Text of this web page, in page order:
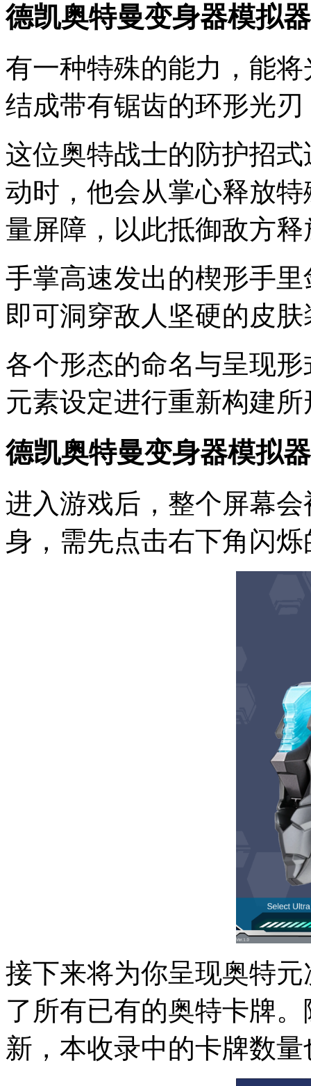
德凯奥特曼变身器模拟
有一种特殊的能力，能
结成带有锯齿的环形光
这位奥特战士的防护招
动时，他会从掌心释放
量屏障，以此抵御敌方
手掌高速发出的楔形手
即可洞穿敌人坚硬的皮
各个形态的命名与呈现
元素设定进行重新构建
德凯奥特曼变身器模拟
进入游戏后，整个屏幕
身，需先点击右下角闪
接下来将为你呈现奥特
了所有已有的奥特卡牌
新，本收录中的卡牌数